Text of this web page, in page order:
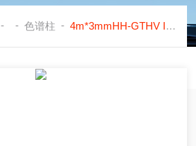
- - 色谱柱 - 4m*3mmHH-GTHV I填充色谱柱应用岛津GC2010